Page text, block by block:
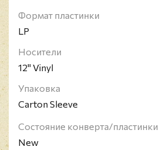
Формат пластинки
LP
Носители
12" Vinyl
Упаковка
Carton Sleeve
Состояние конверта/пластинки
New